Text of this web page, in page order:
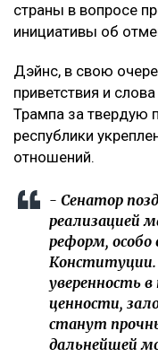
страны в вопросе
инициативы об
Дэйнс, в свою
приветствия и
Трампа за твердую
республики
отношений.
- Сенатор
реализацией
реформ,
Конституции.
уверенность
ценности,
станут
дальнейшей